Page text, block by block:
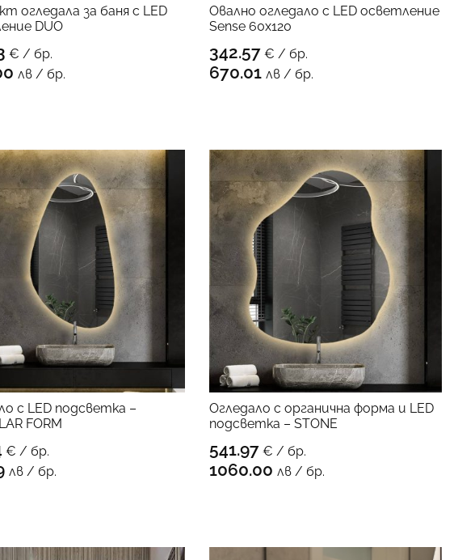
огледала за баня с LED
DUO
€ / бр.
лв / бр.
КЪМ ПРОДУКТА
Овално огледало с LED осветление
Sense 60х120
342.57€ / бр.
670.01 лв / бр.
с LED подсветка –
FORM
€ / бр.
лв / бр.
Огледало с органична форма и LED
подсветка – STONE
541.97€ / бр.
1060.00 лв / бр.
КЪМ ПРОДУКТА